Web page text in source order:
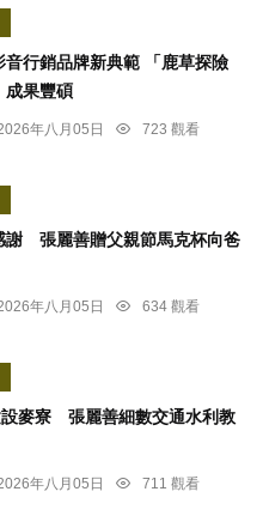
音行銷品牌新典範 「鹿草探險
成果豐碩
年八月05日
723 觀看
謝 張麗善贈父親節馬克杯向爸
年八月05日
634 觀看
麥寮 張麗善細數交通水利教
年八月05日
711 觀看